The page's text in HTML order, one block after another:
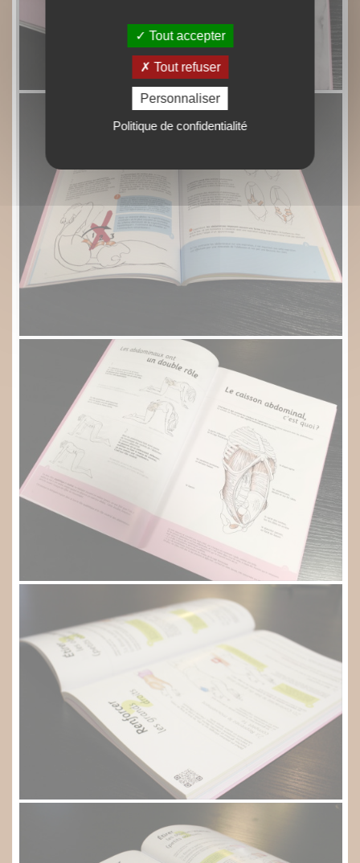
Tout accepter
Tout refuser
Personnaliser
Politique de confidentialité